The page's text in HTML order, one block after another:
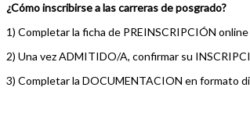
¿Cómo inscribirse a las carreras de posgrado?
1) Completar la ficha de PREINSCRIPCIÓN online
2) Una vez ADMITIDO/A, confirmar su
3) Completar la DOCUMENTACION en formato